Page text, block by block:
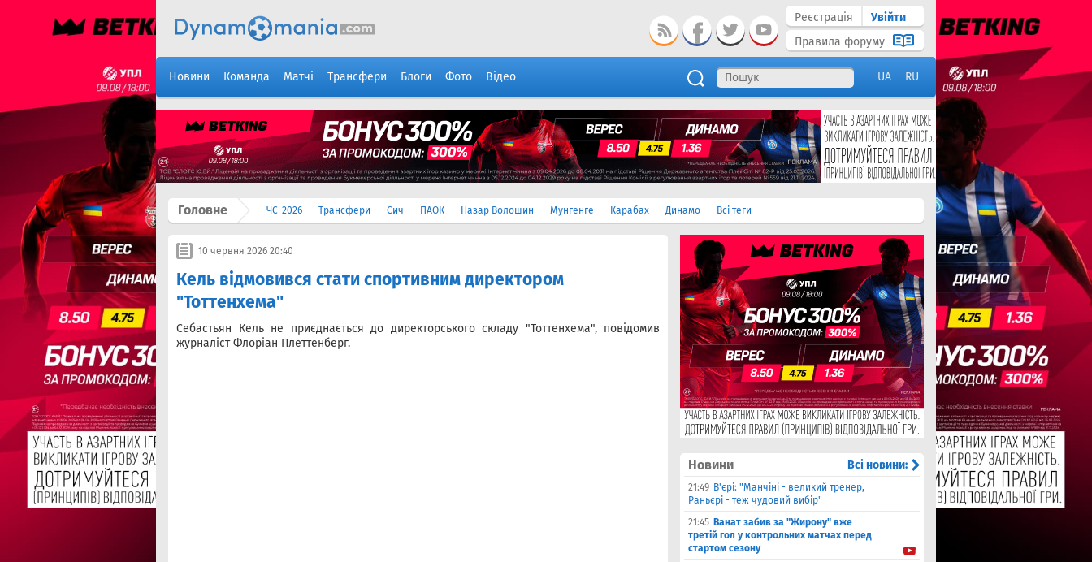
Реєстрація
Увійти
Правила форуму
Новини Команда Матчі Трансфери Блоги Фото Відео UA RU
Головне ЧС-2026 Трансфери Сич ПАОК Назар Волошин Мунгенге Карабах Динамо Всі теги
10 червня 2026 20:40
Кель відмовився стати спортивним директором
"Тоттенхема"
Себастьян Кель не приєднається до директорського складу "Тоттенхема", повідомив
журналіст Флоріан Плеттенберг.
Новини Всі новини:
21:49 В'єрі: "Манчіні - великий тренер,
Раньєрі - теж чудовий вибір"
21:45 Ванат забив за "Жирону" вже
третій гол у контрольних матчах перед
стартом сезону